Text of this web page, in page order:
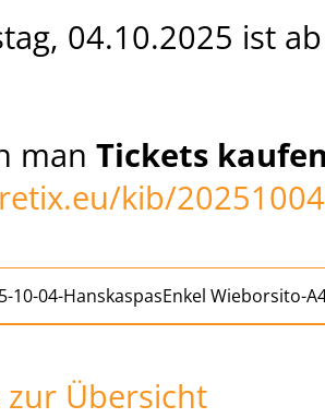
04.10.2025 ist
man Tickets
kib/
10-04-HanskaspasEnkel Wieborsito-
zur Übersicht